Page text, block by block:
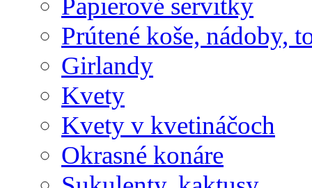
Prútené koše, nádoby,
Girlandy
Kvety
Kvety v kvetináčoch
Okrasné konáre